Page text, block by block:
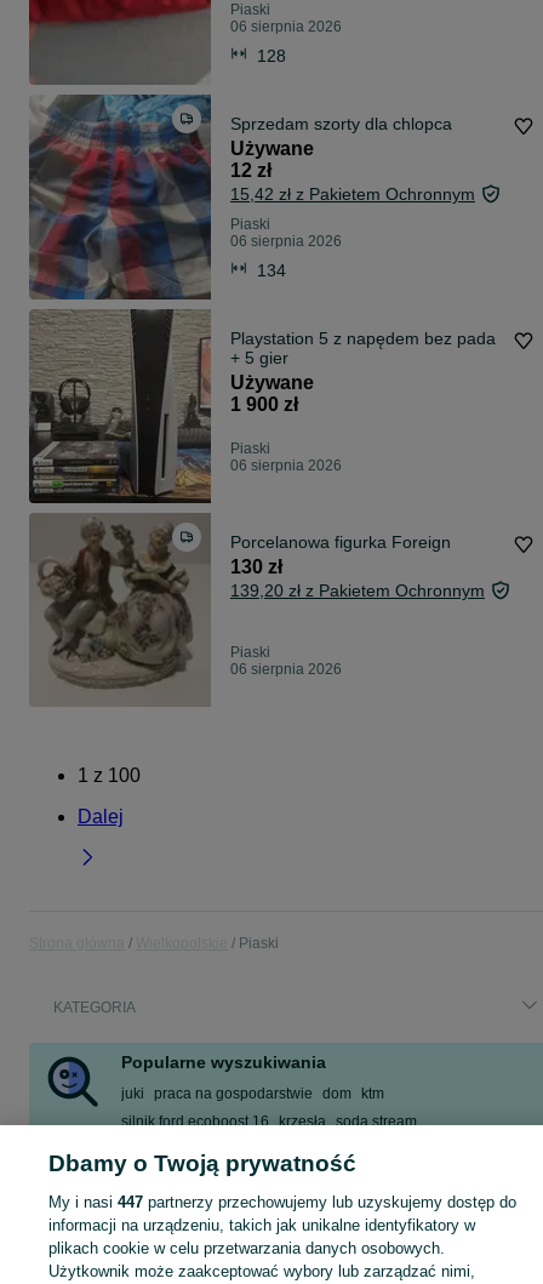
Piaski
06 sierpnia 2026
128
Sprzedam szorty dla chlopca
Używane
12 zł
15,42 zł z Pakietem Ochronnym
Piaski
06 sierpnia 2026
134
Playstation 5 z napędem bez pada
+ 5 gier
Używane
1 900 zł
Piaski
06 sierpnia 2026
Porcelanowa figurka Foreign
130 zł
139,20 zł z Pakietem Ochronnym
Piaski
06 sierpnia 2026
1 z 100
Dalej
Piaski
KATEGORIA
Popularne wyszukiwania
juki praca na gospodarstwie dom
ktm
silnik ford ecoboost 16 krzesła soda stream
Skorzystaj z największego serwisu ogłoszeniowego - Piaski i okolice! Kupuj to, czego pragniesz i sprzedawaj to, czego już nie potrzebujesz!
Dbamy o Twoją prywatność
My i nasi 447partnerzy przechowujemy lub uzyskujemy dostęp do
informacji na urządzeniu, takich jak unikalne identyfikatory w
plikach cookie w celu przetwarzania danych osobowych.
Użytkownik może zaakceptować wybory lub zarządzać nimi,